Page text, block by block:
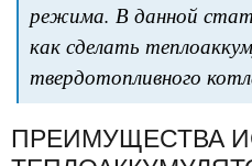
режима. В данной
как сделать
твердотопливного
ПРЕИМУЩЕСТВА